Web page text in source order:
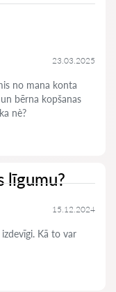
23.03.2025
no mana konta
bērna kopšanas
nè?
līgumu?
15.12.2024
Kā to var